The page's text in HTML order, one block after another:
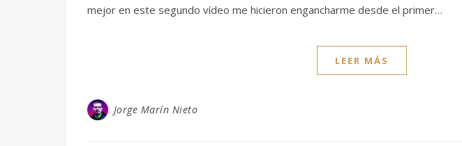
mejor en este segundo vídeo me hicieron engancharme desde el primer…
LEER MÁS
Jorge Marín Nieto